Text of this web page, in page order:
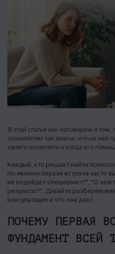
В этой статье мы поговорим о том,
психологом так важна, что на ней
своего психолога и когда его
Каждый, кто решает найти
Но именно первая встреча часто
не подойдет специалист?”, “О чем
результат?”. Давайте разберем
консультация и что она дает.
ПОЧЕМУ ПЕРВАЯ
ФУНДАМЕНТ ВСЕЙ